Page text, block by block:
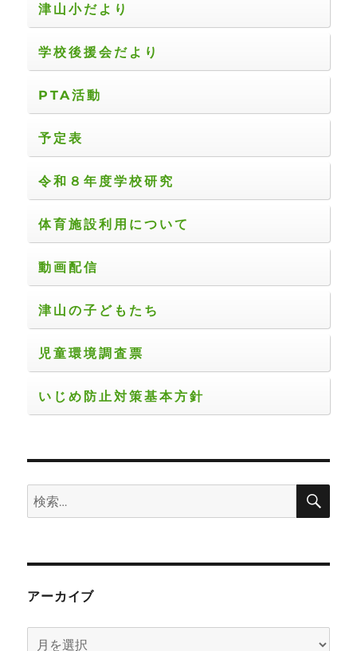
津山小だより
学校後援会だより
PTA活動
予定表
令和８年度学校研究
体育施設利用について
動画配信
津山の子どもたち
児童環境調査票
いじめ防止対策基本方針
検
索:
検
アーカイブ